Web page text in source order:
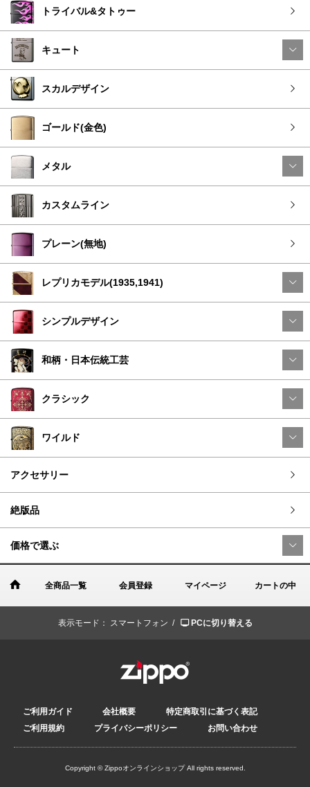
トライバル&タトゥー
キュート
スカルデザイン
ゴールド(金色)
メタル
カスタムライン
プレーン(無地)
レプリカモデル(1935,1941)
シンプルデザイン
和柄・日本伝統工芸
クラシック
ワイルド
アクセサリー
絶版品
価格で選ぶ
全商品一覧 会員登録 マイページ カートの中
表示モード： スマートフォン / PCに切り替える
ご利用ガイド 会社概要
特定商取引に基づく表記
ご利用規約
プライバシーポリシー お問い合わせ
Copyright © Zippoオンラインショップ All rights reserved.